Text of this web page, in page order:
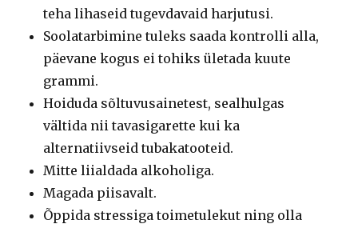
teha lihaseid tugevdavaid harjutusi.
Soolatarbimine tuleks saada kontrolli alla,
päevane kogus ei tohiks ületada kuute
grammi.
Hoiduda sõltuvusainetest, sealhulgas
vältida nii tavasigarette kui ka
alternatiivseid tubakatooteid.
Mitte liialdada alkoholiga.
Magada piisavalt.
Õppida stressiga toimetulekut ning olla